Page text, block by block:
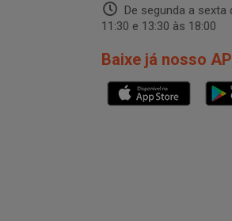
De segunda a sexta
11:30 e 13:30 às 18:00
Baixe já nosso